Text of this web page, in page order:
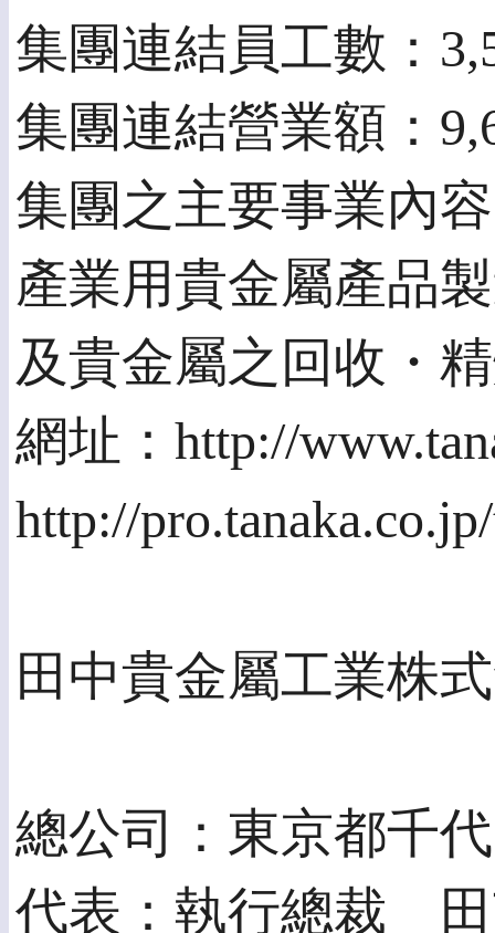
集團連結員工數：
集團連結營業額：
集團之主要事業內
產業用貴金屬產品
及貴金屬之回收・
網址：http://
http://
田中貴金屬工業株
總公司：東京都千
代表：執行總裁